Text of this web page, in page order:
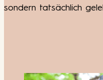
sondern tatsächlich